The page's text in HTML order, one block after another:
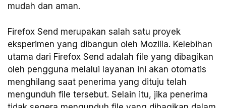
mudah dan aman.
Firefox Send merupakan salah satu proyek
eksperimen yang dibangun oleh Mozilla. Kelebihan
utama dari Firefox Send adalah file yang dibagikan
oleh pengguna melalui layanan ini akan otomatis
menghilang saat penerima yang dituju telah
mengunduh file tersebut. Selain itu, jika penerima